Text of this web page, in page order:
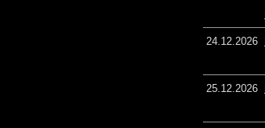
24.12.2026
25.12.2026